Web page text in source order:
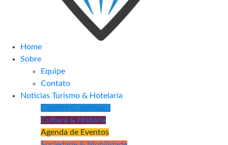
Home
Sobre
Equipe
Contato
Notícias Turismo & Hotelaria
Cenário Econômico
Cultura & História
Agenda de Eventos